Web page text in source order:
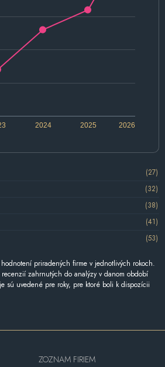
2024 2026
2025
(27)
(32)
(38)
(41)
(53)
priradených firme v jednotlivých rokoch.
zahrnutých do analýzy v danom období
sú uvedené pre roky, pre ktoré boli k dispozícii
ZOZNAM FIRIEM